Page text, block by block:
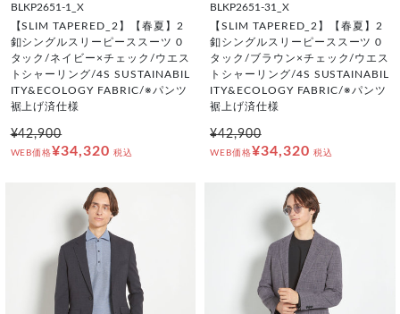
BLKP2651-1_X
【SLIM TAPERED_2】【春夏】2
釦シングルスリーピーススーツ 0
タック/ネイビー×チェック/ウエス
トシャーリング/4S SUSTAINABIL
ITY&ECOLOGY FABRIC/※パンツ
裾上げ済仕様
¥42,900
WEB価格¥34,320 税込
BLKP2651-31_X
【SLIM TAPERED_2】【春夏】2
釦シングルスリーピーススーツ 0
タック/ブラウン×チェック/ウエス
トシャーリング/4S SUSTAINABIL
ITY&ECOLOGY FABRIC/※パンツ
裾上げ済仕様
¥42,900
WEB価格¥34,320 税込